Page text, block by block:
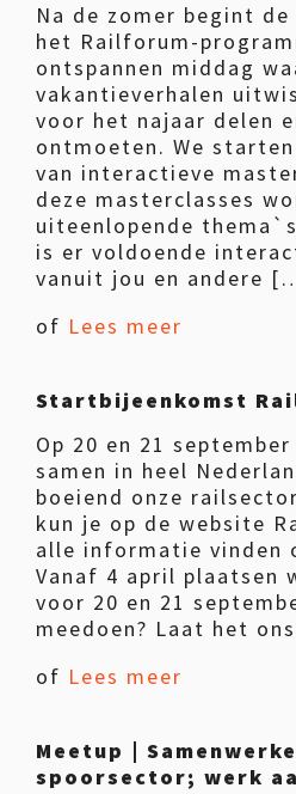
Na de zomer begint
het Railforum-
ontspannen middag
vakantieverhalen
voor het najaar delen
ontmoeten. We
van interactieve
deze masterclasses
uiteenlopende
is er voldoende
vanuit jou en andere
of Lees meer
Startbijeenkomst
Op 20 en 21
samen in heel
boeiend onze
kun je op de website
alle informatie vinden
Vanaf 4 april plaatsen
voor 20 en 21
meedoen? Laat het
of Lees meer
Meetup |
spoorsector; werk